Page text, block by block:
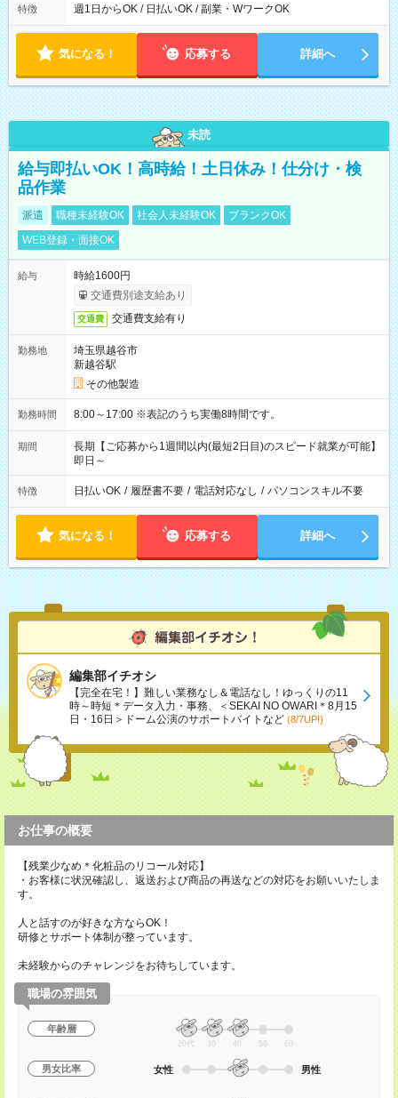
能！ └平日・土曜日の中で、お好きな曜日でご勤務いただけま
18:00 などのように、自由な働き方が可能なお仕事です！
特徴 週1日からOK / 日払いOK / 副業・WワークOK
気になる！ 応募する 詳細へ
未読
給与即払いOK！高時給！土日休み！仕分け・検
品作業
派遣 職種未経験OK 社会人未経験OK
ブランクOK
WEB登録・面接OK
給与
時給1600円
交通費別途支給あり
交通費 交通費支給有り
勤務地
埼玉県越谷市
新越谷駅
その他製造
勤務時間 8:00～17:00 ※表記のうち実働8時間です。
期間
長期【ご応募から1週間以内(最短2日目)のスピード就業が可能】
即日～
特徴 日払いOK / 履歴書不要 / 電話対応なし / パソコンスキル不要
気になる！ 応募する 詳細へ
編集部イチオシ
【完全在宅！】難しい業務なし＆電話なし！ゆっくりの11
時～時短＊データ入力・事務、＜SEKAI NO OWARI＊8月15
日・16日＞ドーム公演のサポートバイトなど (8/7UP!)
お仕事の概要
【残業少なめ＊化粧品のリコール対応】
・お客様に状況確認し、返送および商品の再送などの対応をお願いいたしま
す。
人と話すのが好きな方ならOK！
研修とサポート体制が整っています。
未経験からのチャレンジをお待ちしています。
職場の雰囲気
年齢層
20代 30 40 50 60
男女比率 女性 男性